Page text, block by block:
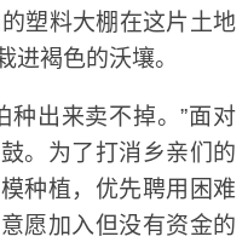
塑料大棚在这片土地
进褐色的沃壤。
出来卖不掉。”面对
。为了打消乡亲们的
种植，优先聘用困难
愿加入但没有资金的